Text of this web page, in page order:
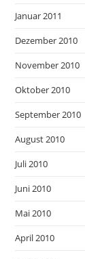
Januar 2011
Dezember 2010
November 2010
Oktober 2010
September 2010
August 2010
Juli 2010
Juni 2010
Mai 2010
April 2010